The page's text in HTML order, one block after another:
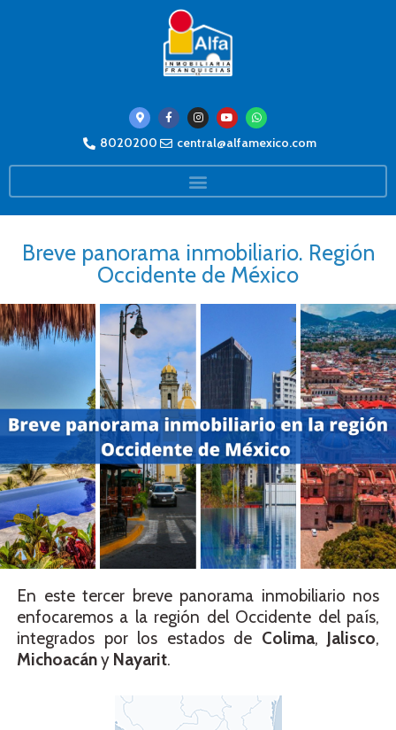
8020200 central@alfamexico.com
Breve panorama inmobiliario. Región
Occidente de México
En este tercer breve panorama inmobiliario nos
enfocaremos a la región del Occidente del país,
integrados por los estados de Colima, Jalisco,
Michoacány Nayarit.